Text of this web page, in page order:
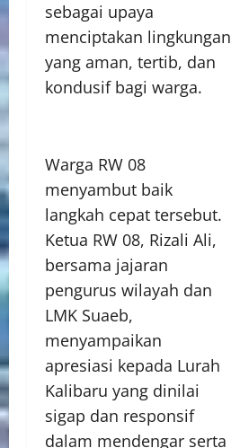
sebagai upaya
menciptakan lingkungan
yang aman, tertib, dan
kondusif bagi warga.
Warga RW 08
menyambut baik
langkah cepat tersebut.
Ketua RW 08, Rizali Ali,
bersama jajaran
pengurus wilayah dan
LMK Suaeb,
menyampaikan
apresiasi kepada Lurah
Kalibaru yang dinilai
sigap dan responsif
dalam mendengar serta